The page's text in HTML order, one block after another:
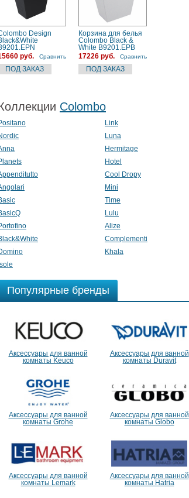
Design
корзина
(чёрный)
руб. Сравнить
Корзина для белья
Colombo Black &
White B9201.EPB
белое
17226 руб. Сравнить
Colombo
Link
Luna
Hermitage
Hotel
Cool Dropy
Mini
Time
Lulu
Alize
Complementi
Khala
Isole
Популярные бренды
Аксессуары для ванной
комнаты Keuco
Аксессуары для ванной
комнаты Duravit
Аксессуары для ванной
комнаты Grohe
Аксессуары для ванной
комнаты Globo
Аксессуары для ванной
комнаты Lemark
Аксессуары для ванной
комнаты Hatria